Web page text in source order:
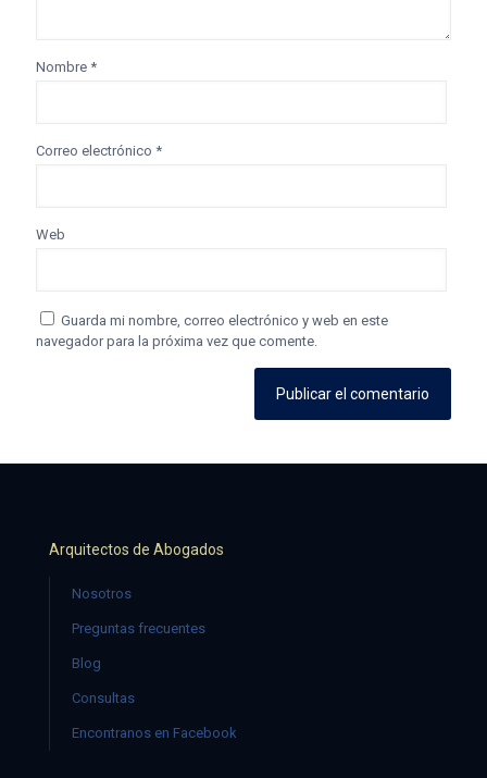
Nombre *
Correo electrónico *
Web
Guarda mi nombre, correo electrónico y web en este
navegador para la próxima vez que comente.
Arquitectos de Abogados
Nosotros
Preguntas frecuentes
Blog
Consultas
Encontranos en Facebook